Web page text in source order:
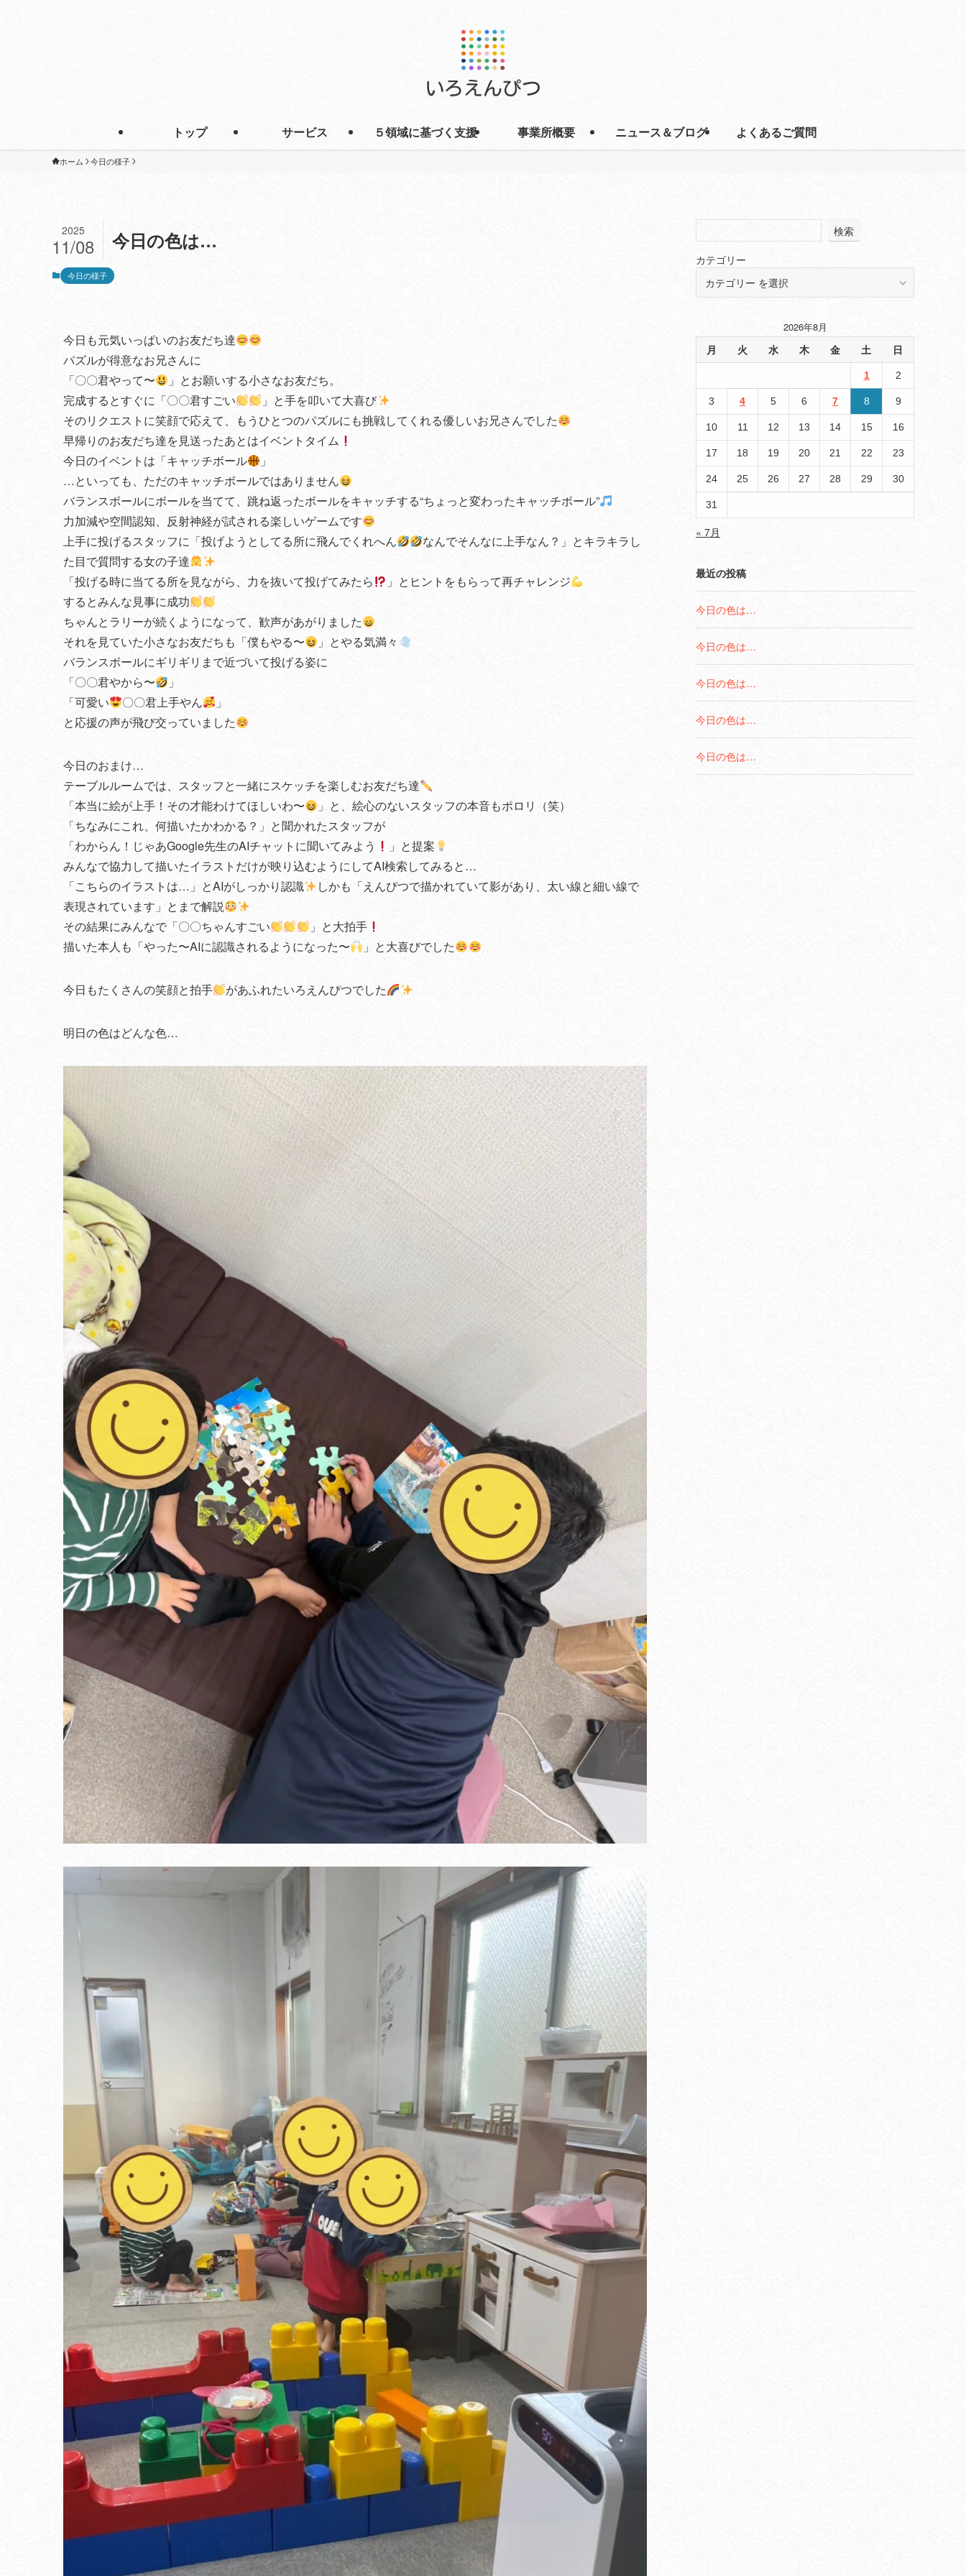
トップ サービス ５領域に基づく支援 事業所概要 ニュース＆ブログ よくあるご質問
ホーム 今日の様子
今日の色は…
2025
11/08
今日の様子
今日も元気いっぱいのお友だち達
パズルが得意なお兄さんに
「〇〇君やって〜
」とお願いする小さなお友だち。
完成するとすぐに「〇〇君すごい
」と手を叩いて大喜び
そのリクエストに笑顔で応えて、もうひとつのパズルにも挑戦してくれる優しいお兄さんでした
早帰りのお友だち達を見送ったあとはイベントタイム
今日のイベントは「キャッチボール
」
…といっても、ただのキャッチボールではありません
バランスボールにボールを当てて、跳ね返ったボールをキャッチする“ちょっと変わったキャッチボール”
力加減や空間認知、反射神経が試される楽しいゲームです
上手に投げるスタッフに「投げようとしてる所に飛んでくれへん
なんでそんなに上手なん？」とキラキラし
た目で質問する女の子達
「投げる時に当てる所を見ながら、力を抜いて投げてみたら
」とヒントをもらって再チャレンジ
するとみんな見事に成功
ちゃんとラリーが続くようになって、歓声があがりました
それを見ていた小さなお友だちも「僕もやる〜
」とやる気満々
バランスボールにギリギリまで近づいて投げる姿に
「〇〇君やから〜
」
「可愛い
〇〇君上手やん
」
と応援の声が飛び交っていました
今日のおまけ…
テーブルルームでは、スタッフと一緒にスケッチを楽しむお友だち達
「本当に絵が上手！その才能わけてほしいわ〜
」と、絵心のないスタッフの本音もポロリ（笑）
「ちなみにこれ、何描いたかわかる？」と聞かれたスタッフが
「わからん！じゃあGoogle先生のAIチャットに聞いてみよう
」と提案
みんなで協力して描いたイラストだけが映り込むようにしてAI検索してみると…
「こちらのイラストは…」とAIがしっかり認識
しかも「えんぴつで描かれていて影があり、太い線と細い線で
表現されています」とまで解説
その結果にみんなで「〇〇ちゃんすごい
」と大拍手
描いた本人も「やった〜AIに認識されるようになった〜
」と大喜びでした
今日もたくさんの笑顔と拍手 があふれたいろえんぴつでした
明日の色はどんな色…
検索
カテゴリー
2026年8月
月 火 水 木 金 土 日
1 2
3 4 5 6 7 8 9
10 11 12 13 14 15 16
17 18 19 20 21 22 23
24 25 26 27 28 29 30
31
« 7月
最近の投稿
今日の色は…
今日の色は…
今日の色は…
今日の色は…
今日の色は…